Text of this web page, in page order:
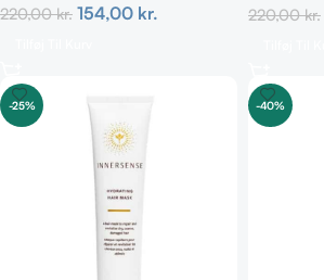
220,00kr. 154,00 kr. 220,00kr.
-25% -40%